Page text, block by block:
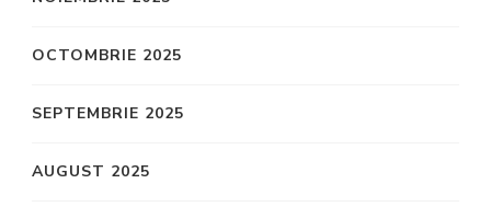
OCTOMBRIE 2025
SEPTEMBRIE 2025
AUGUST 2025